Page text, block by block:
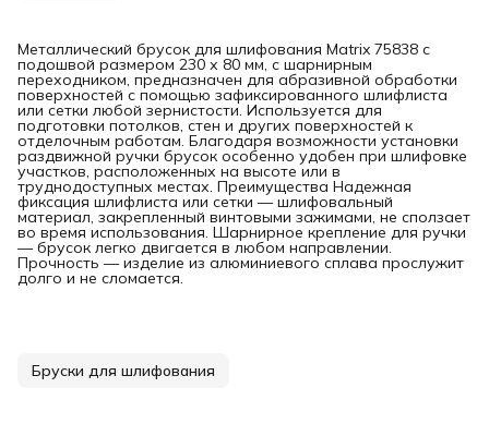
Металлический брусок для шлифования Matrix 75838 с
подошвой размером 230 х 80 мм, с шарнирным
переходником, предназначен для абразивной обработки
поверхностей с помощью зафиксированного шлифлиста
или сетки любой зернистости. Используется для
подготовки потолков, стен и других поверхностей к
отделочным работам. Благодаря возможности установки
раздвижной ручки брусок особенно удобен при шлифовке
участков, расположенных на высоте или в
труднодоступных местах. Преимущества Надежная
фиксация шлифлиста или сетки — шлифовальный
материал, закрепленный винтовыми зажимами, не сползает
во время использования. Шарнирное крепление для ручки
— брусок легко двигается в любом направлении.
Прочность — изделие из алюминиевого сплава прослужит
долго и не сломается.
Бруски для шлифования